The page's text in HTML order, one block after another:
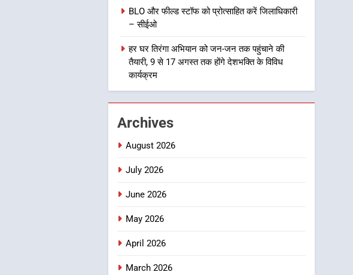
ट्रॉफी का मंच, न्याय पंचायत से
उत्तराखण्ड
विशेष स्वच्छता अभियान में डीएम
एवं सचिव विधिक सेवा प्राधिकरण
अधिक लोग बने इस अभियान का
हिस्सा
2
3
BLO और फील्ड स्टॉफ को प्रोत्साहित करें जिलाधिकारी
– सीईओ
हर घर तिरंगा अभियान को जन-जन तक पहुंचाने की
तैयारी, 9 से 17 अगस्त तक होंगे देशभक्ति के विविध
कार्यक्रम
Archives
August 2026
July 2026
June 2026
May 2026
April 2026
March 2026